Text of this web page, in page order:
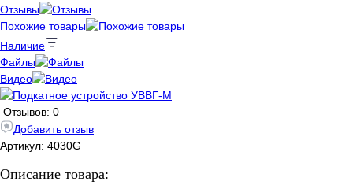
Отзывы
Похожие товары
Наличие
Файлы
Видео
Отзывов: 0
Добавить отзыв
Артикул: 4030G
Описание товара: